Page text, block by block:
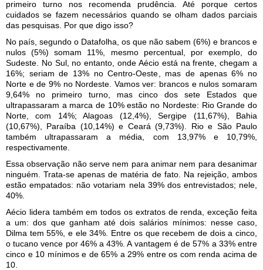
primeiro turno nos recomenda prudência. Até porque certos
cuidados se fazem necessários quando se olham dados parciais
das pesquisas. Por que digo isso?
No país, segundo o Datafolha, os que não sabem (6%) e brancos e
nulos (5%) somam 11%, mesmo percentual, por exemplo, do
Sudeste. No Sul, no entanto, onde Aécio está na frente, chegam a
16%; seriam de 13% no Centro-Oeste, mas de apenas 6% no
Norte e de 9% no Nordeste. Vamos ver: brancos e nulos somaram
9,64% no primeiro turno, mas cinco dos sete Estados que
ultrapassaram a marca de 10% estão no Nordeste: Rio Grande do
Norte, com 14%; Alagoas (12,4%), Sergipe (11,67%), Bahia
(10,67%), Paraíba (10,14%) e Ceará (9,73%). Rio e São Paulo
também ultrapassaram a média, com 13,97% e 10,79%,
respectivamente.
Essa observação não serve nem para animar nem para desanimar
ninguém. Trata-se apenas de matéria de fato. Na rejeição, ambos
estão empatados: não votariam nela 39% dos entrevistados; nele,
40%.
Aécio lidera também em todos os extratos de renda, exceção feita
a um: dos que ganham até dois salários mínimos: nesse caso,
Dilma tem 55%, e ele 34%. Entre os que recebem de dois a cinco,
o tucano vence por 46% a 43%. A vantagem é de 57% a 33% entre
cinco e 10 mínimos e de 65% a 29% entre os com renda acima de
10.